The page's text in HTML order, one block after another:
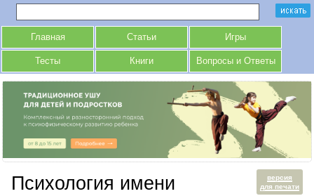
Главная Статьи Игры
Тесты Книги Вопросы и Ответы
версия
для печати
Психология имени